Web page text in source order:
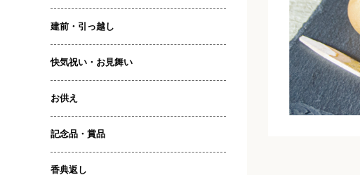
建前・引っ越し
快気祝い・お見舞い
お供え
記念品・賞品
香典返し